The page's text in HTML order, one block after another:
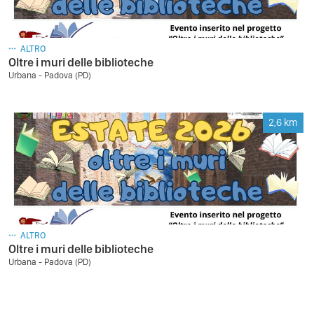
ALTRO
Oltre i muri delle biblioteche
Urbana - Padova (PD)
2,6 km
ALTRO
Oltre i muri delle biblioteche
Urbana - Padova (PD)